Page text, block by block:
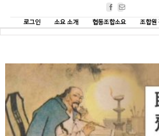
Facebook
로그인
소요 소개 협동조합소요 조합원